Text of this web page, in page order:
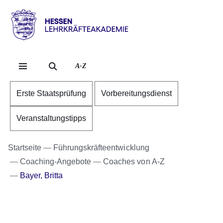
Direkt zum Kopf der
Direkt zum Inhalt
Direkt zum Fuß der
Hessen
Lehrkräfteakademie
A-Z
Erste Staatsprüfung Vorbereitungsdienst
Veranstaltungstipps
Startseite
Führungskräfteentwicklung
Coaching-Angebote
Coaches von A-Z
Bayer, Britta